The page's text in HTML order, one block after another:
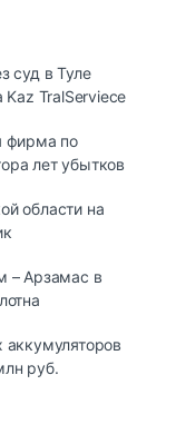
суд в Туле
Kaz TralServiece
фирма по
лет убытков
области на
– Арзамас в
аккумуляторов
руб.